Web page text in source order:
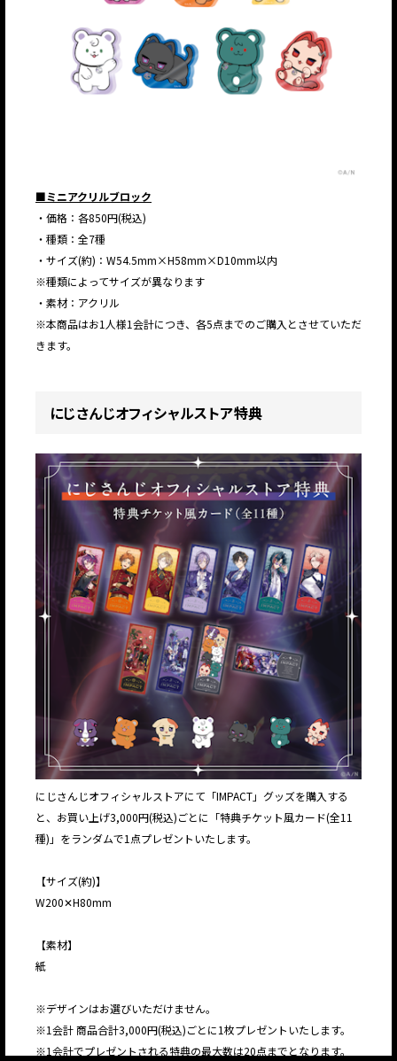
■ミニアクリルブロック
・価格：各850円(税込)
・種類：全7種
・サイズ(約)：W54.5mm×H58mm×D10mm以内
※種類によってサイズが異なります
・素材：アクリル
※本商品はお1人様1会計につき、各5点までのご購入とさせていただ
きます。
にじさんじオフィシャルストア特典
にじさんじオフィシャルストアにて「IMPACT」グッズを購入する
と、お買い上げ3,000円(税込)ごとに「特典チケット風カード(全11
種)」をランダムで1点プレゼントいたします。
【サイズ(約)】
W200✕H80mm
【素材】
紙
※デザインはお選びいただけません。
※1会計 商品合計3,000円(税込)ごとに1枚プレゼントいたします。
※1会計でプレゼントされる特典の最大数は20点までとなります。